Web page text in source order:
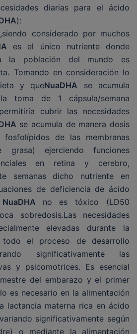
diarias para el ácido
):
considerado por muchos
es el único nutriente donde
la población del mundo es
Tomando en consideración lo
y queNuaDHA se acumula
toma de 1 cápsula/semana
cubrir las necesidades
se acumula de manera dosis
fosfolípidos de las membranas
grasa) ejerciendo funciones
en retina y cerebro,
semanas dicho nutriente en
de deficiencia de ácido
NuaDHA no es tóxico (LD50
sobredosis.Las necesidades
elevadas durante la
el proceso de desarrollo
significativamente las
y psicomotrices. Es esencial
del embarazo y el primer
es necesario en la alimentación
lactancia materna rica en ácido
significativamente según
o mediante la alimentación